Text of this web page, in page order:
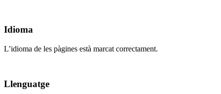
Idioma
L’idioma de les pàgines està marcat correctament.
Llenguatge